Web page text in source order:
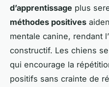
d’apprentissage plus
méthodes positives
mentale canine, rendant l’
constructif. Les chiens
qui encourage la
positifs sans crainte de